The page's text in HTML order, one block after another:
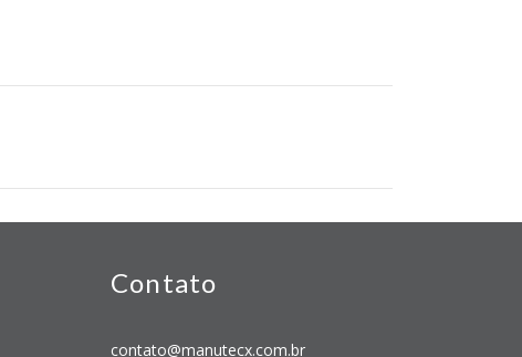
Contato
contato@manutecx.com.br